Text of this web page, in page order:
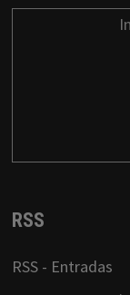
RSS
RSS - Entradas